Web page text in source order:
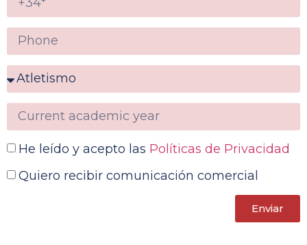
He leído y acepto las Políticas de Privacidad
Quiero recibir comunicación comercial
Enviar